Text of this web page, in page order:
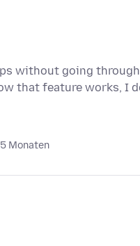
without going
that feature works, I
Monaten